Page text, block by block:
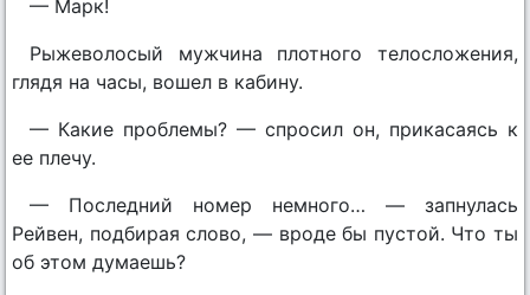
— Марк!
Рыжеволосый мужчина плотного телосложения,
глядя на часы, вошел в кабину.
— Какие проблемы? — спросил он, прикасаясь к
ее плечу.
— Последний номер немного… — запнулась
Рейвен, подбирая слово, — вроде бы пустой. Что ты
об этом думаешь?